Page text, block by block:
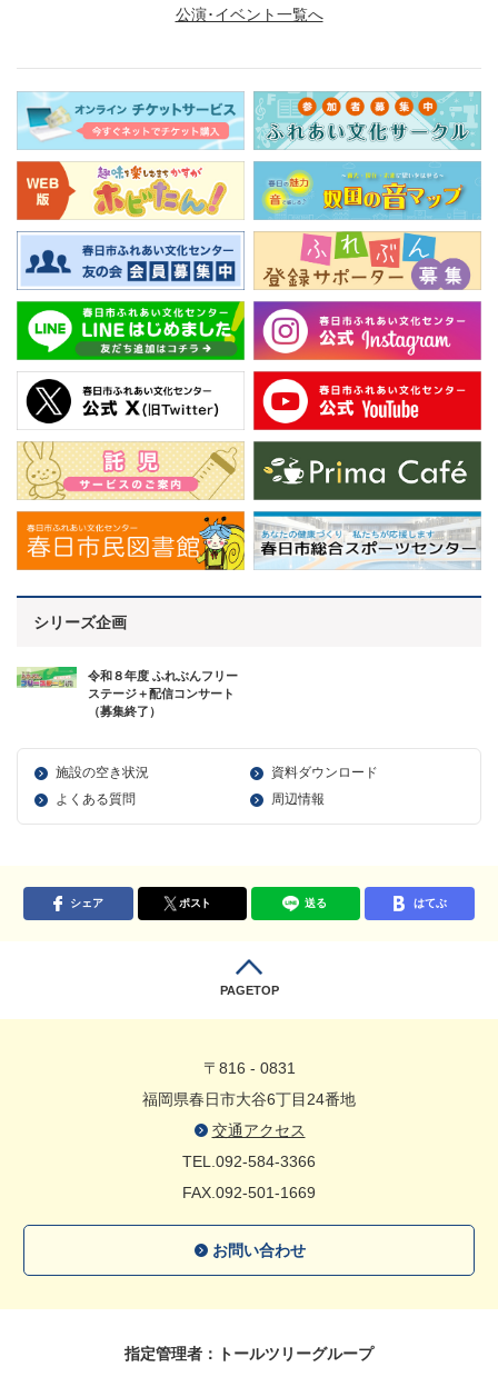
公演･イベント一覧へ
シリーズ企画
令和８年度 ふれぶんフリー
ステージ＋配信コンサート
（募集終了）
施設の空き状況
資料ダウンロード
よくある質問
周辺情報
シェア ポスト 送る はてぶ
PAGETOP
〒816 - 0831
福岡県春日市大谷6丁目24番地
交通アクセス
TEL.092-584-3366
FAX.092-501-1669
お問い合わせ
指定管理者：トールツリーグループ